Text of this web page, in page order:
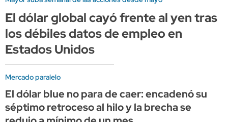
El dólar global cayó frente al yen tras
los débiles datos de empleo en
Estados Unidos
Mercado paralelo
El dólar blue no para de caer: encadenó su
séptimo retroceso al hilo y la brecha se